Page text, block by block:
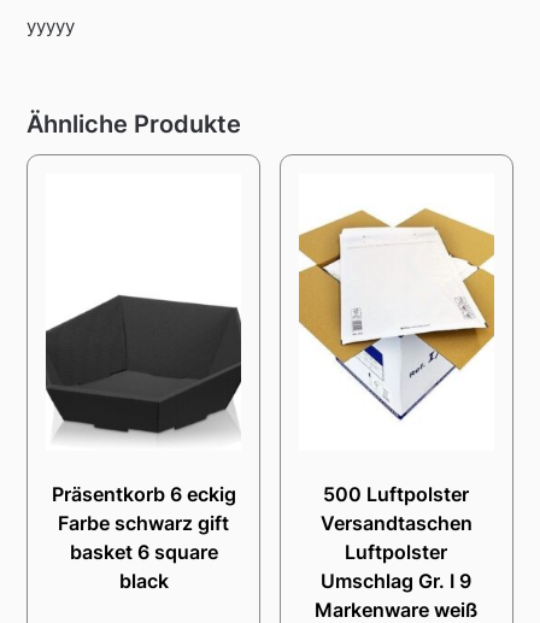
yyyyy
Ähnliche Produkte
Präsentkorb 6 eckig
Farbe schwarz gift
basket 6 square
black
500 Luftpolster
Versandtaschen
Luftpolster
Umschlag Gr. I 9
Markenware weiß